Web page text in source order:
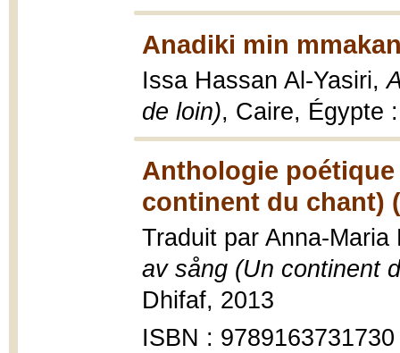
Anadiki min
Issa Hassan Al-Yasiri,
de loin), Caire, Égypte
Anthologie
continent du chant)
Traduit par Anna-
av sång (Un continent
Dhifaf, 2013
ISBN : 9789163731730